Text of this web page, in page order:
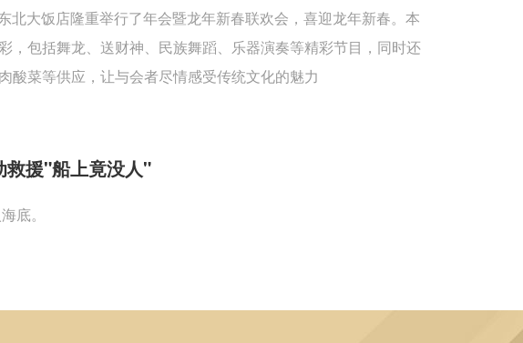
大饭店隆重举行了年会暨龙年新春联欢会，喜迎龙年新春。本
，包括舞龙、送财神、民族舞蹈、乐器演奏等精彩节目，同时还
酸菜等供应，让与会者尽情感受传统文化的魅力
救援"船上竟没人"
底。